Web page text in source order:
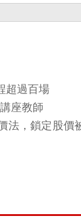
超過百場
座教師
法，鎖定股